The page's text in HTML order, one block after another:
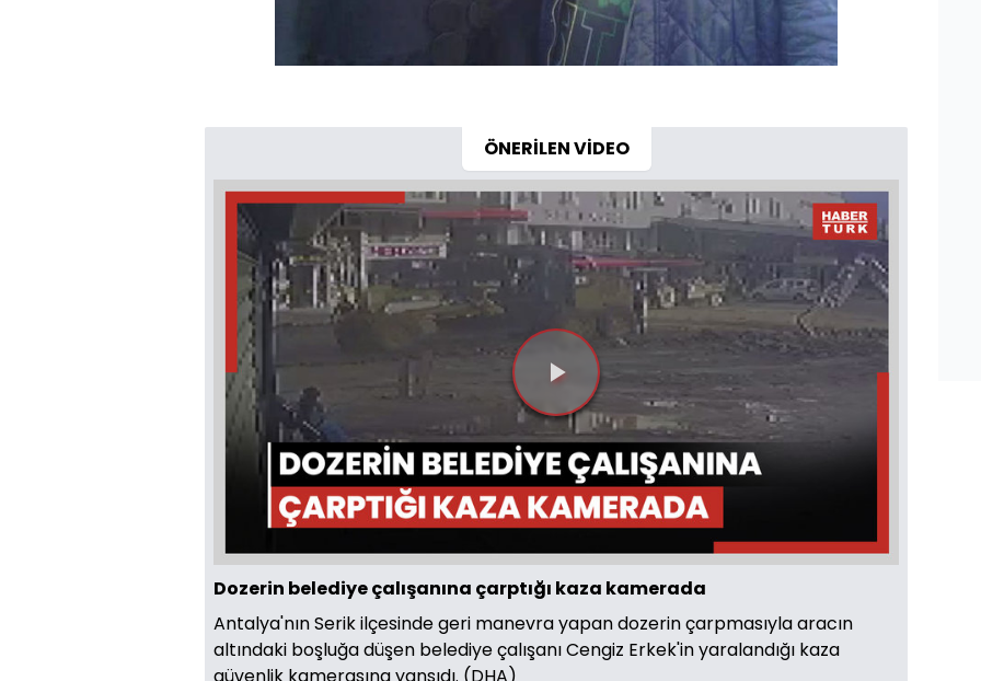
ÖNERİLEN VİDEO
Videoyu
Oynat
Dozerin belediye çalışanına çarptığı kaza kamerada
Antalya'nın Serik ilçesinde geri manevra yapan dozerin çarpmasıyla aracın
altındaki boşluğa düşen belediye çalışanı Cengiz Erkek'in yaralandığı kaza